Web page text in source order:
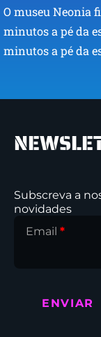
O museu Neonia
minutos a pé da
minutos a pé da
Subscreva a
novidades
Email *
ENVIAR